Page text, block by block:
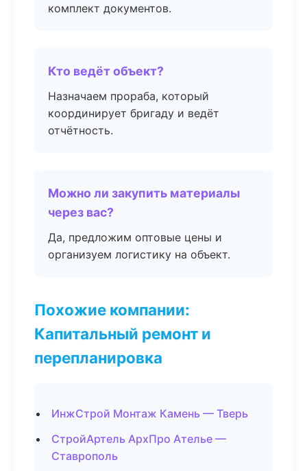
комплект документов.
Кто ведёт объект?
Назначаем прораба, который
координирует бригаду и ведёт
отчётность.
Можно ли закупить материалы
через вас?
Да, предложим оптовые цены и
организуем логистику на объект.
Похожие компании:
Капитальный ремонт и
перепланировка
ИнжСтрой Монтаж Камень — Тверь
СтройАртель АрхПро Ателье —
Ставрополь